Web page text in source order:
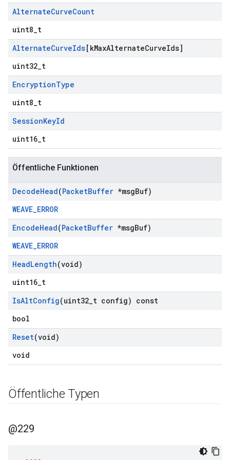
AlternateCurveCount
uint8_t
AlternateCurveIds[kMaxAlternateCurveIds]
uint32_t
EncryptionType
uint8_t
SessionKeyId
uint16_t
Öffentliche Funktionen
DecodeHead(PacketBuffer *msgBuf)
WEAVE_ERROR
EncodeHead(PacketBuffer *msgBuf)
WEAVE_ERROR
HeadLength(void)
uint16_t
IsAltConfig(uint32 t config) const
bool
Reset(void)
void
Öffentliche Typen
@229